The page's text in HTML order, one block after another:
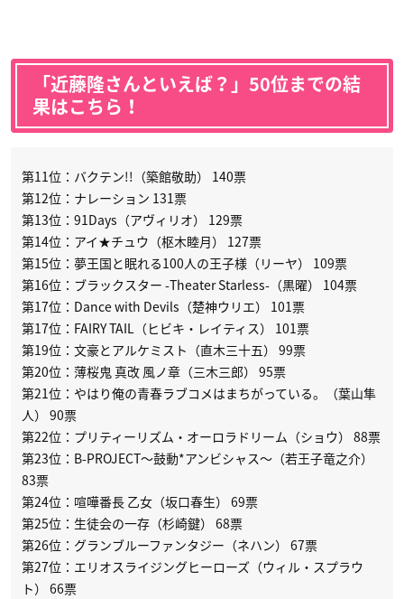
「近藤隆さんといえば？」50位までの結
果はこちら！
第11位：バクテン!!（築館敬助） 140票
第12位：ナレーション 131票
第13位：91Days（アヴィリオ） 129票
第14位：アイ★チュウ（枢木睦月） 127票
第15位：夢王国と眠れる100人の王子様（リーヤ） 109票
第16位：ブラックスター -Theater Starless-（黒曜） 104票
第17位：Dance with Devils（楚神ウリエ） 101票
第17位：FAIRY TAIL（ヒビキ・レイティス） 101票
第19位：文豪とアルケミスト（直木三十五） 99票
第20位：薄桜鬼 真改 風ノ章（三木三郎） 95票
第21位：やはり俺の青春ラブコメはまちがっている。（葉山隼
人） 90票
第22位：プリティーリズム・オーロラドリーム（ショウ） 88票
第23位：B-PROJECT〜鼓動*アンビシャス〜（若王子竜之介）
83票
第24位：喧嘩番長 乙女（坂口春生） 69票
第25位：生徒会の一存（杉崎鍵） 68票
第26位：グランブルーファンタジー（ネハン） 67票
第27位：エリオスライジングヒーローズ（ウィル・スプラウ
ト） 66票